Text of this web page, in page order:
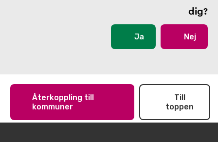
dig?
Ja Nej
Återkoppling till
kommuner
Till
toppen